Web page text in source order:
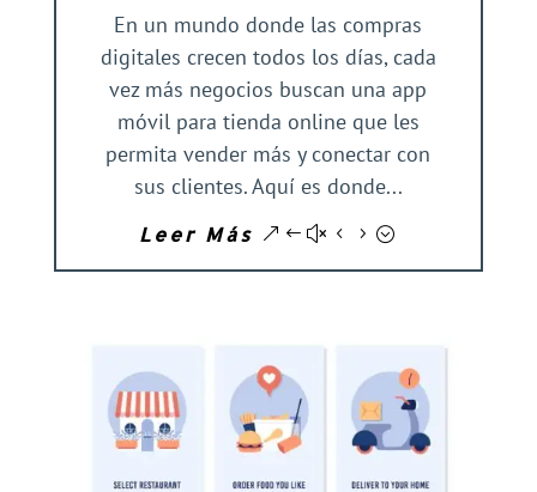
En un mundo donde las compras
digitales crecen todos los días, cada
vez más negocios buscan una app
móvil para tienda online que les
permita vender más y conectar con
sus clientes. Aquí es donde...
Leer Más